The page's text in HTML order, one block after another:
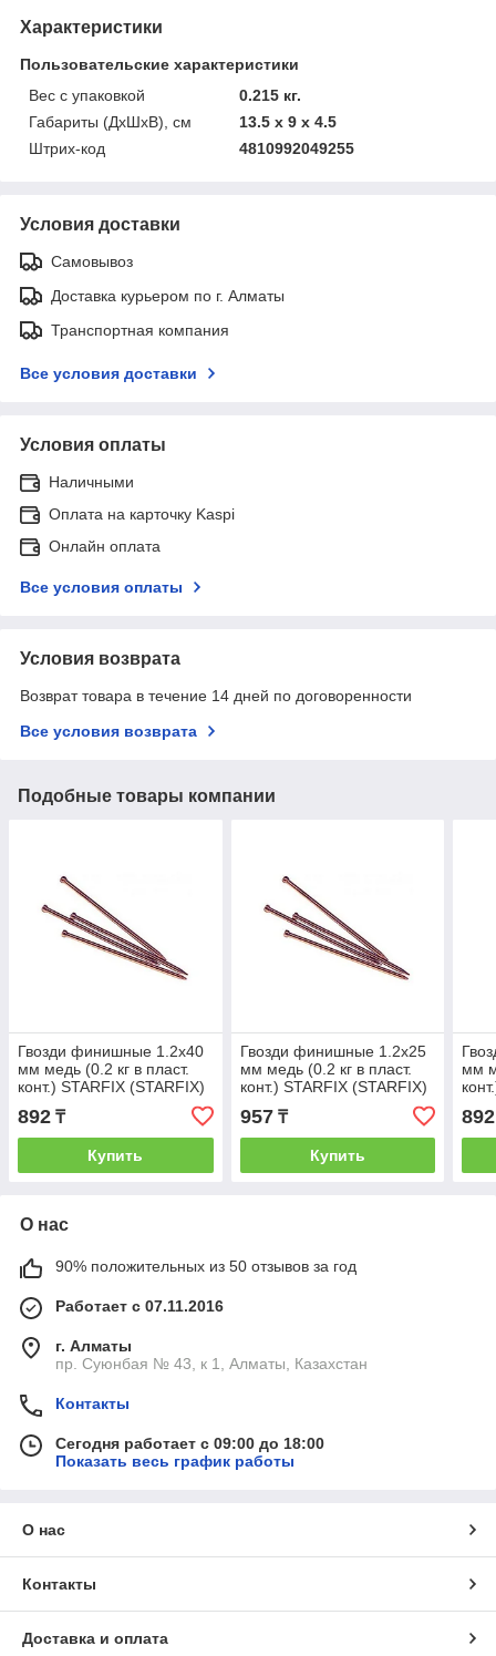
Характеристики
Пользовательские характеристики
Вес с упаковкой
0.215 кг.
Габариты (ДхШхВ), см
13.5 x 9 x 4.5
Штрих-код
4810992049255
Условия доставки
Самовывоз
Доставка курьером по г. Алматы
Транспортная компания
Все условия доставки
Условия оплаты
Наличными
Оплата на карточку Kaspi
Онлайн оплата
Все условия оплаты
Условия возврата
Возврат товара в течение 14 дней по договоренности
Все условия возврата
Подобные товары компании
Гвозди финишные 1.2х40
мм медь (0.2 кг в пласт.
конт.) STARFIX (STARFIX)
(SMP1-25912-02)
892 ₸
Купить
Гвозди финишные 1.2х25
мм медь (0.2 кг в пласт.
конт.) STARFIX (STARFIX)
(SMP1-25897-02)
957₸
Купить
мм
892
О нас
90% положительных из 50 отзывов за год
Работает с 07.11.2016
г. Алматы
пр. Суюнбая № 43, к 1, Алматы, Казахстан
Контакты
Сегодня работает с 09:00 до 18:00
Показать весь график работы
О нас
Контакты
Доставка и оплата